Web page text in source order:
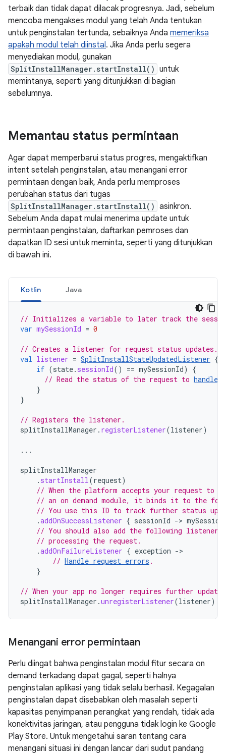
terbaik dan tidak dapat dilacak progresnya. Jadi, sebelum
mencoba mengakses modul yang telah Anda tentukan
untuk penginstalan tertunda, sebaiknya Anda memeriksa
apakah modul telah diinstal. Jika Anda perlu segera
menyediakan modul, gunakan
SplitInstallManager.startInstall() untuk
memintanya, seperti yang ditunjukkan di bagian
sebelumnya.
Memantau status permintaan
Agar dapat memperbarui status progres, mengaktifkan
intent setelah penginstalan, atau menangani error
permintaan dengan baik, Anda perlu memproses
perubahan status dari tugas
SplitInstallManager.startInstall() asinkron.
Sebelum Anda dapat mulai menerima update untuk
permintaan penginstalan, daftarkan pemroses dan
dapatkan ID sesi untuk meminta, seperti yang ditunjukkan
di bawah ini.
Kotlin Java
// Initializes a variable to later track the
var mySessionId = 0
// Creates a listener for request status updates.
val listener = SplitInstallStateUpdatedListener {
if (state. sessionId() == mySessionId)
{
// Read the status of the request to handle
}
}
// Registers the listener.
splitInstallManager . registerListener(listener)
...
splitInstallManager
. startInstall(request)
// When the platform accepts your request to
// an on demand module, it binds it to the
// You use this ID to track further status
.addOnSuccessListener { sessionId ->
// You should also add the following listener
// processing the request.
.addOnFailureListener { exception -
// Handle request errors .
}
// When your app no longer requires further
splitInstallManager .unregisterListener(listener)
Menangani error permintaan
Perlu diingat bahwa penginstalan modul fitur secara on
demand terkadang dapat gagal, seperti halnya
penginstalan aplikasi yang tidak selalu berhasil. Kegagalan
penginstalan dapat disebabkan oleh masalah seperti
kapasitas penyimpanan perangkat yang rendah, tidak ada
konektivitas jaringan, atau pengguna tidak login ke Google
Play Store. Untuk mengetahui saran tentang cara
menangani situasi ini dengan lancar dari sudut pandang